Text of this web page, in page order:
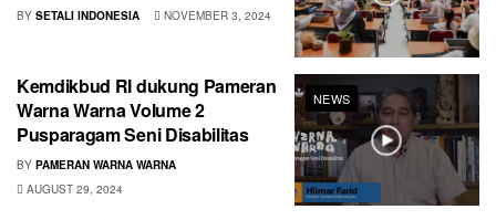
BY SETALI INDONESIA NOVEMBER 3, 2024
NEWS
Kemdikbud RI dukung Pameran
Warna Warna Volume 2
Pusparagam Seni Disabilitas
BY PAMERAN WARNA WARNA
AUGUST 29, 2024